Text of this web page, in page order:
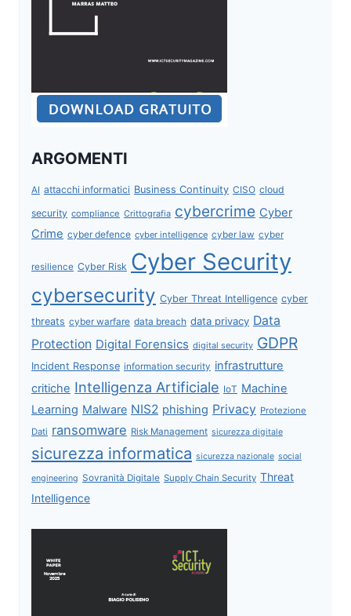
ARGOMENTI
AI attacchi informatici Business Continuity CISO cloud
security compliance Crittografia cybercrime Cyber
Crime cyber defence cyber intelligence cyber law cyber
resilience Cyber Risk Cyber Security
cybersecurity Cyber Threat Intelligence cyber
threats cyber warfare data breach data privacy Data
Protection Digital Forensics digital security GDPR
Incident Response information security infrastrutture
critiche Intelligenza Artificiale IoT Machine
Learning Malware NIS2 phishing Privacy Protezione
Dati ransomware Risk Management sicurezza digitale
sicurezza informatica sicurezza nazionale social
engineering Sovranità Digitale Supply Chain Security Threat
Intelligence